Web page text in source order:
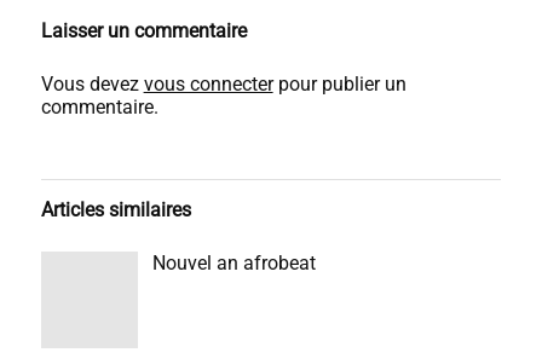
Laisser un commentaire
Vous devez vous connecterpour publier un
commentaire.
Articles similaires
Nouvel an afrobeat